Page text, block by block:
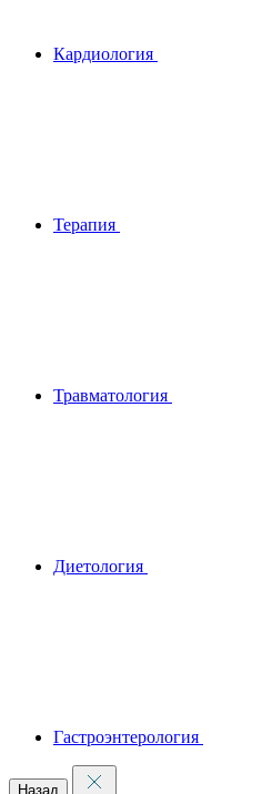
Кардиология
Терапия
Травматология
Диетология
Гастроэнтерология
Назад